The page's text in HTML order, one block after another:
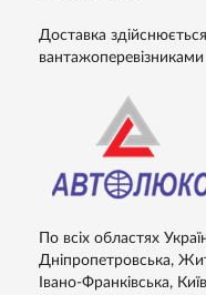
Доставка
вантажоперевізниками
По всіх областях
Дніпропетровська,
Івано-Франківська,